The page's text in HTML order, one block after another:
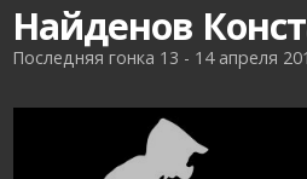
Найденов
Последняя гонка 13 - 14 апреля